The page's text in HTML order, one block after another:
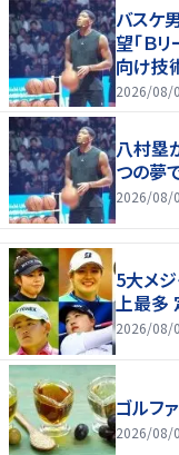
バスケ
望「Ｂ
向け技
2026/08/
八村塁
つの夢
2026/08/
5大メ
上最多
2026/08/
ゴルフ
2026/08/